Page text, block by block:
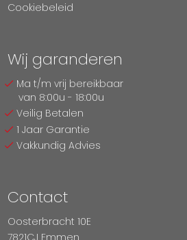
Cookiebeleid
Wij garanderen
Ma t/m vrij bereikbaar
van 8:00u - 18:00u
Veilig Betalen
1 Jaar Garantie
Vakkundig Advies
Contact
Oosterbracht 10E
7821CJ Emmen